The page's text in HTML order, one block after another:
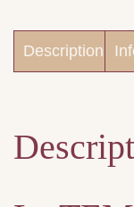
Description